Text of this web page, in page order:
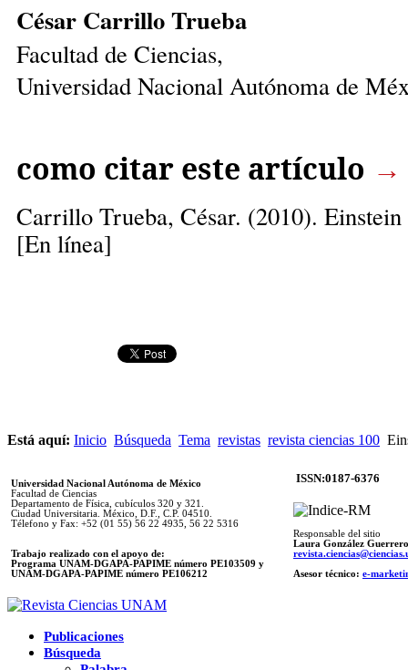
César Carrillo Trueba
Facultad de Ciencias,
Universidad Nacional Autónoma de
como citar este artículo →
Carrillo Trueba, César. (2010).
[En línea]
Está aquí: Inicio Búsqueda Tema revistas revista ciencias 100
Universidad Nacional Autónoma de México
Facultad de Ciencias
Departamento de Física, cubículos 320 y 321.
Ciudad Universitaria. México, D.F., C.P. 04510.
Télefono y Fax: +52 (01 55) 56 22 4935, 56 22 5316
Trabajo realizado con el apoyo de:
Programa UNAM-DGAPA-PAPIME número PE103509 y
UNAM-DGAPA-PAPIME número PE106212
ISSN:0187-6376
Responsable del sitio
Laura González Guerrero
Asesor técnico: e-
Publicaciones
Búsqueda